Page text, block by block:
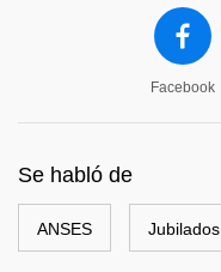
Facebook
Se habló de
ANSES Jubilados